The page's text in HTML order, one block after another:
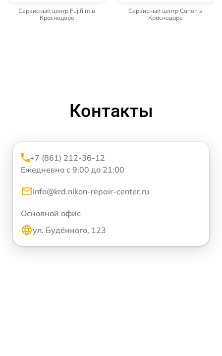
Сервисный центр Fujifilm в
Краснодаре
Сервисный центр Canon в
Краснодаре
Контакты
+7 (861) 212-36-12
Ежедневно с 9:00 до 21:00
info@krd.nikon-repair-center.ru
Основной офис
ул. Будённого, 123